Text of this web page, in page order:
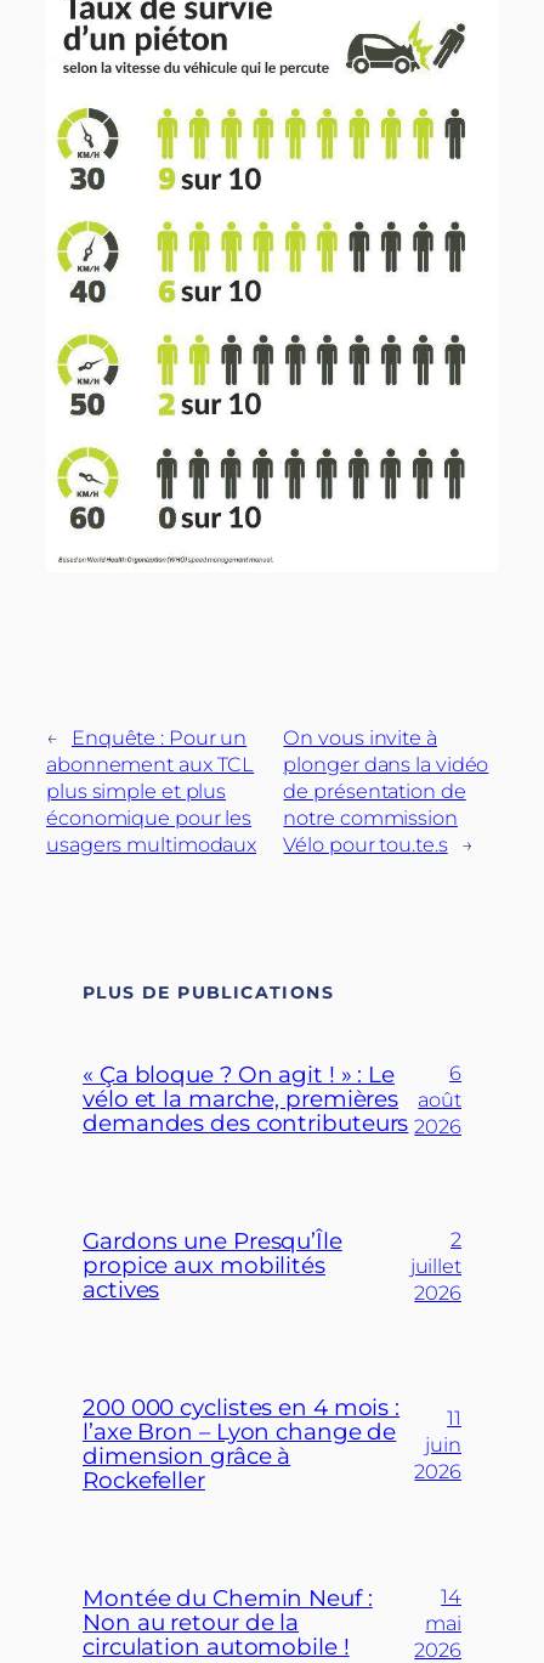
←
Enquête : Pour un
abonnement aux TCL
plus simple et plus
économique pour les
usagers multimodaux
On vous invite à
plonger dans la vidéo
de présentation de
notre commission
Vélo pour tou.te.s
→
PLUS DE PUBLICATIONS
« Ça bloque ? On agit ! » : Le
vélo et la marche, premières
demandes des contributeurs
6
août
2026
Gardons une Presqu’Île
propice aux mobilités
actives
2
juillet
2026
200 000 cyclistes en 4 mois :
l’axe Bron – Lyon change de
dimension grâce à
Rockefeller
11
juin
2026
Montée du Chemin Neuf :
Non au retour de la
circulation automobile !
14
mai
2026